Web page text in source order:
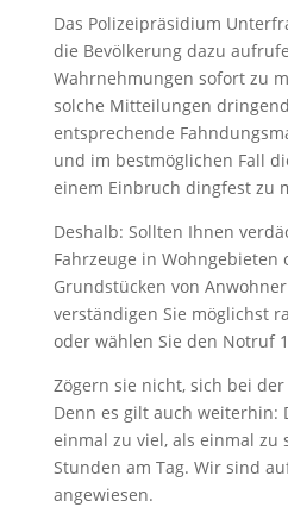
Das Polizeipräsidium
die Bevölkerung dazu
Wahrnehmungen sofort zu
solche Mitteilungen
entsprechende
und im bestmöglichen Fall
einem Einbruch dingfest zu
Deshalb: Sollten Ihnen
Fahrzeuge in Wohngebieten
Grundstücken von
verständigen Sie möglichst
oder wählen Sie den Notruf
Zögern sie nicht, sich bei
Denn es gilt auch weiterhin:
einmal zu viel, als einmal zu
Stunden am Tag. Wir sind
angewiesen.